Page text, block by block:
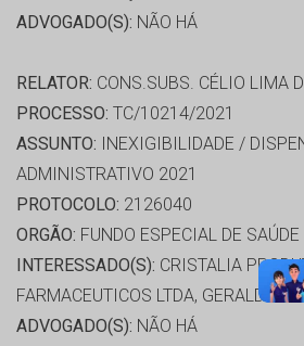
ADVOGADO(S): NÃO HÁ
RELATOR: CONS.SUBS. CÉLIO LIMA
PROCESSO: TC/10214/2021
ASSUNTO: INEXIGIBILIDADE /
ADMINISTRATIVO 2021
PROTOCOLO: 2126040
ORGÃO: FUNDO ESPECIAL DE
INTERESSADO(S): CRISTALIA
FARMACEUTICOS LTDA, GERALDO
ADVOGADO(S): NÃO HÁ